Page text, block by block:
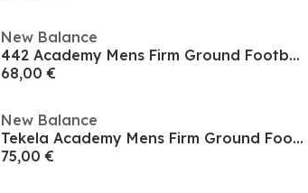
New Balance
442 Academy Mens Firm Ground Football Boots
68,00 €
New Balance
Tekela Academy Mens Firm Ground Football Boots
75,00 €